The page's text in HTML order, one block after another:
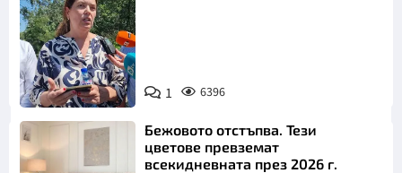
Снимка: БТА 1 6396
Бежовото отстъпва. Тези
цветове превземат
всекидневната през 2026 г.